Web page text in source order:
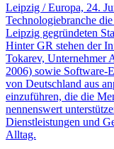
Leipzig / Europa, 24.
Technologiebranche
Leipzig gegründeten
Hinter GR stehen der
Tokarev, Unternehmer
2006) sowie Software-
von Deutschland aus
einzuführen, die die
nennenswert
Dienstleistungen und
Alltag.